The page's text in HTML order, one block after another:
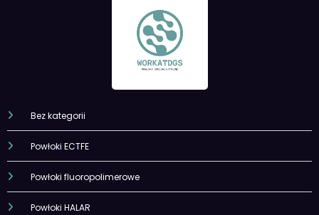
Bez kategorii
Powłoki ECTFE
Powłoki fluoropolimerowe
Powłoki HALAR